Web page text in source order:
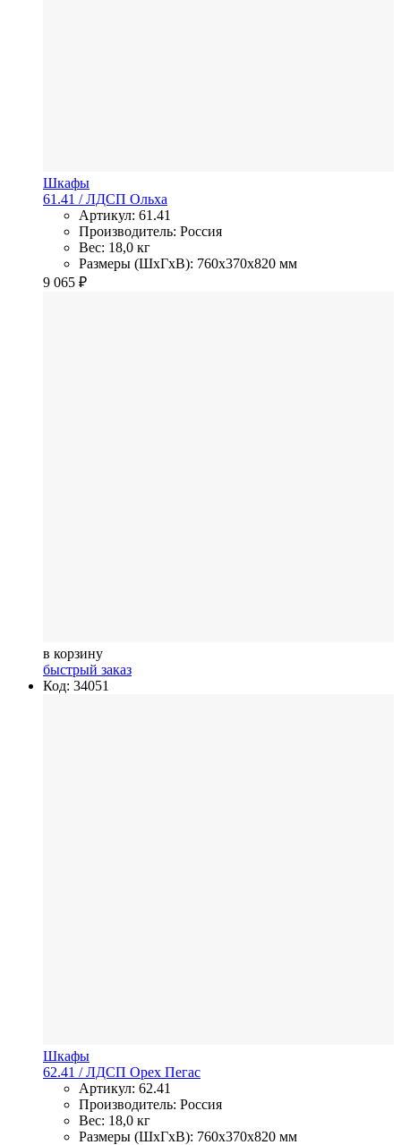
Шкафы
61.41 / ЛДСП Ольха
Артикул: 61.41
Производитель: Россия
Вес: 18,0 кг
Размеры (ШхГхВ): 760x370x820 мм
9 065 ₽
в корзину
быстрый заказ
Код: 34051
Шкафы
62.41 / ЛДСП Орех Пегас
Артикул: 62.41
Производитель: Россия
Вес: 18,0 кг
Размеры (ШхГхВ): 760x370x820 мм